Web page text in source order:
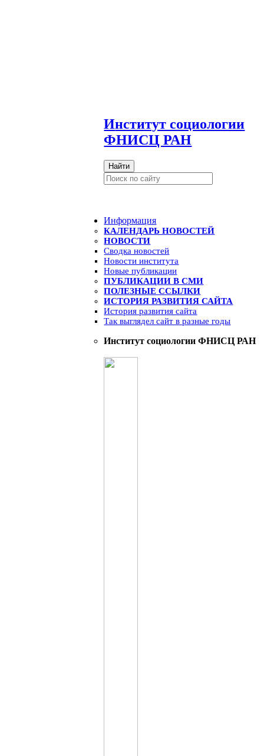
Институт социологии
ФНИСЦ РАН
Найти
Информация
КАЛЕНДАРЬ НОВОСТЕЙ
НОВОСТИ
Сводка новостей
Новости института
Новые публикации
ПУБЛИКАЦИИ В СМИ
ПОЛЕЗНЫЕ ССЫЛКИ
ИСТОРИЯ РАЗВИТИЯ САЙТА
История развития сайта
Так выглядел сайт в разные годы
Институт социологии ФНИСЦ РАН